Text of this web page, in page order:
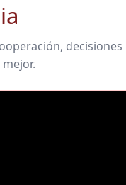
decisiones